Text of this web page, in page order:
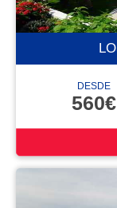
DESDE
560€